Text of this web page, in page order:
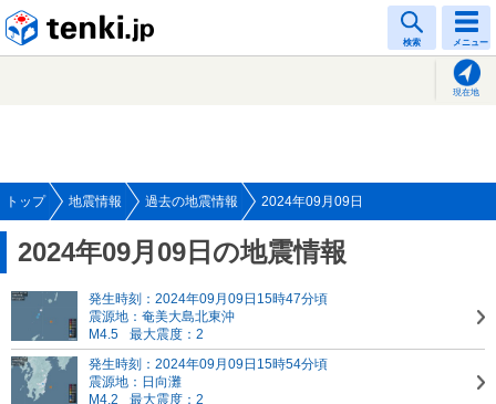
検索 メニュー
現在地
トップ 地震情報 過去の地震情報 2024年09月09日
2024年09月09日の地震情報
発生時刻：2024年09月09日15時47分頃
震源地：奄美大島北東沖
M4.5
最大震度：2
発生時刻：2024年09月09日15時54分頃
震源地：日向灘
M4.2
最大震度：2